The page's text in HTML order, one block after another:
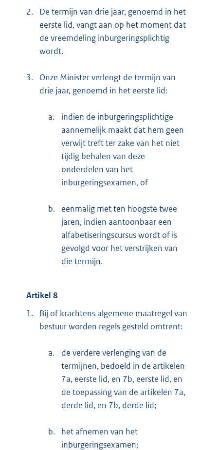
2.
De termijn van drie jaar, genoemd in het
eerste lid, vangt aan op het moment dat
de vreemdeling inburgeringsplichtig
wordt.
3.
Onze Minister verlengt de termijn van
drie jaar, genoemd in het eerste lid:
a.
indien de inburgeringsplichtige
aannemelijk maakt dat hem geen
verwijt treft ter zake van het niet
tijdig behalen van deze
onderdelen van het
inburgeringsexamen, of
b.
eenmalig met ten hoogste twee
jaren, indien aantoonbaar een
alfabetiseringscursus wordt of is
gevolgd voor het verstrijken van
die termijn.
Artikel 8
1.
Bij of krachtens algemene maatregel van
bestuur worden regels gesteld omtrent:
a.
de verdere verlenging van de
termijnen, bedoeld in de artikelen
7a, eerste lid, en 7b, eerste lid, en
de toepassing van de artikelen 7a,
derde lid, en 7b, derde lid;
b.
het afnemen van het
inburgeringsexamen;